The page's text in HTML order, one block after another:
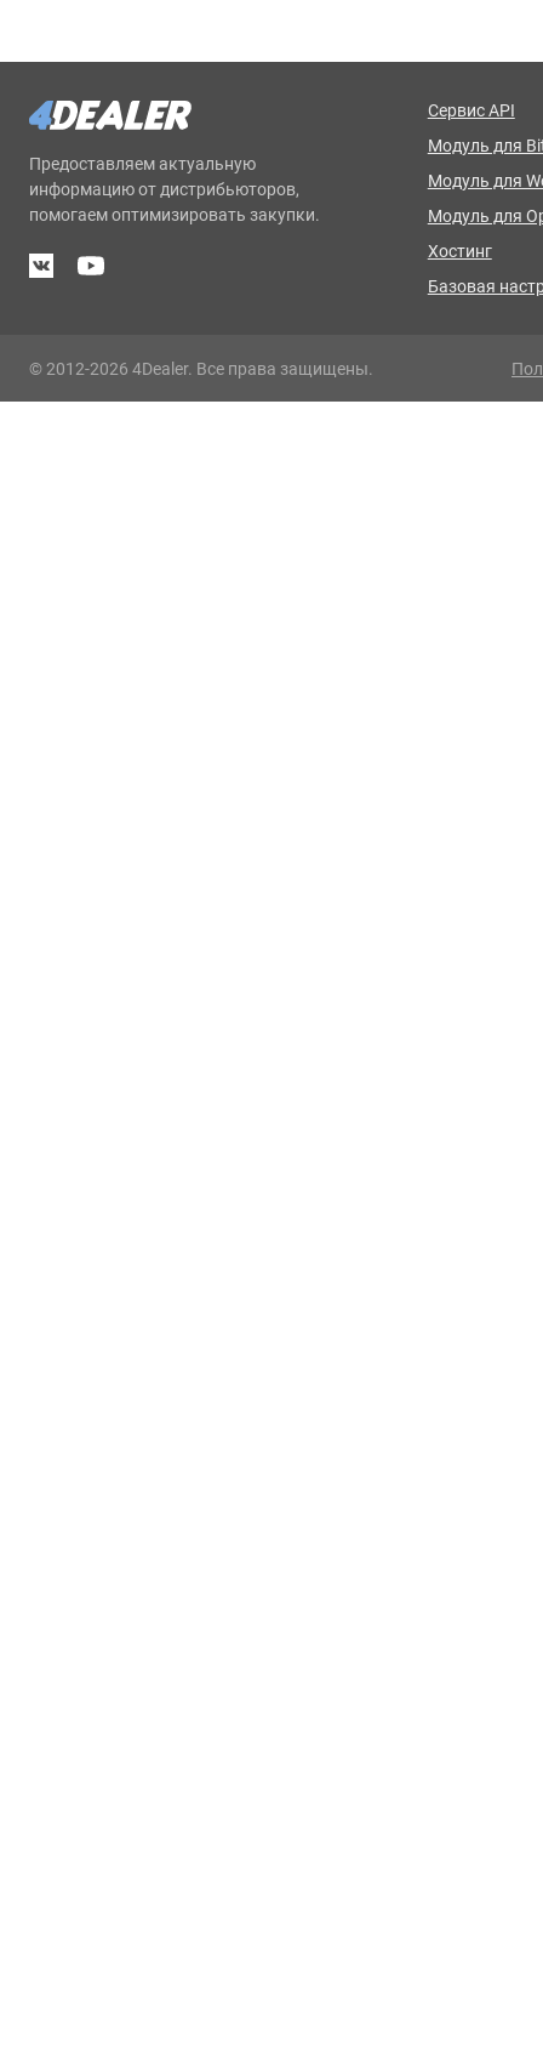
Предоставляем актуальную
информацию от дистрибьюторов,
помогаем оптимизировать закупки.
Сервис API
Модуль для
Модуль для
Модуль для
Хостинг
Базовая
© 2012-2026 4Dealer. Все права защищены.